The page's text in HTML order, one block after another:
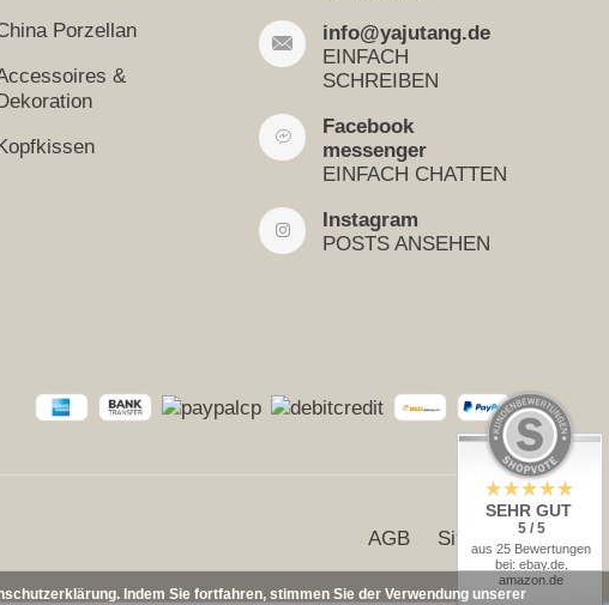
Porzellan
&
info@yajutang.de
EINFACH
SCHREIBEN
Facebook
messenger
EINFACH CHATTEN
Instagram
POSTS ANSEHEN
AGB Sitemap
Indem Sie fortfahren, stimmen Sie der Verwendung unserer
SEHR GUT
5 / 5
aus 25 Bewertungen
bei: ebay.de,
amazon.de